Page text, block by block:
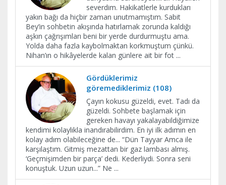
severdim. Hakikatlerle kurdukları
yakın bağı da hiçbir zaman unutmamıştım. Sabit
Bey’in sohbetin akışında hatırlamak zorunda kaldığı
aşkın çağrışımları beni bir yerde durdurmuştu ama.
Yolda daha fazla kaybolmaktan korkmuştum çünkü.
Nihan’ın o hikâyelerde kalan günlere ait bir fot ...
Gördüklerimiz
göremediklerimiz (108)
Çayın kokusu güzeldi, evet. Tadı da
güzeldi. Sohbete başlamak için
gereken havayı yakalayabildiğimize
kendimi kolaylıkla inandırabilirdim. En iyi ilk adımın en
kolay adım olabileceğine de... “Dün Tayyar Amca ile
karşılaştım. Gitmiş mezattan bir gaz lambası almış.
‘Geçmişimden bir parça’ dedi. Kederliydi. Sonra seni
konuştuk. Uzun uzun...” Ne ...